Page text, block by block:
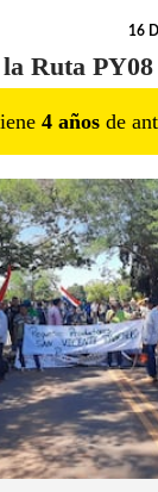
16
Ruta PY08
4 años de